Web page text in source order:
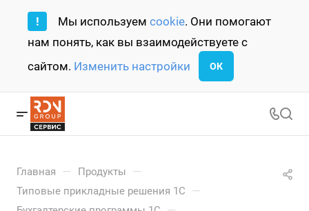
! Мы используем cookie. Они помогают
нам понять, как вы взаимодействуете с
сайтом. Изменить настройки ОК
Главная — Продукты —
Типовые прикладные решения 1С —